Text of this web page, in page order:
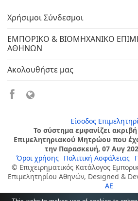
Χρήσιμοι Σύνδεσμοι
ΕΜΠΟΡΙΚΟ & ΒΙΟΜΗΧΑΝΙΚΟ
ΑΘΗΝΩΝ
Ακολουθήστε μας
Είσοδος
Το σύστημα εμφανίζει
Επιμελητηριακού Μητρώου που
την Παρασκευή, 07 Αυγ
Όροι χρήσης
Πολιτική Ασφάλειας
© Επιχειρηματικός Κατάλογος
Επιμελητηρίου Αθηνών, Designed &
AE